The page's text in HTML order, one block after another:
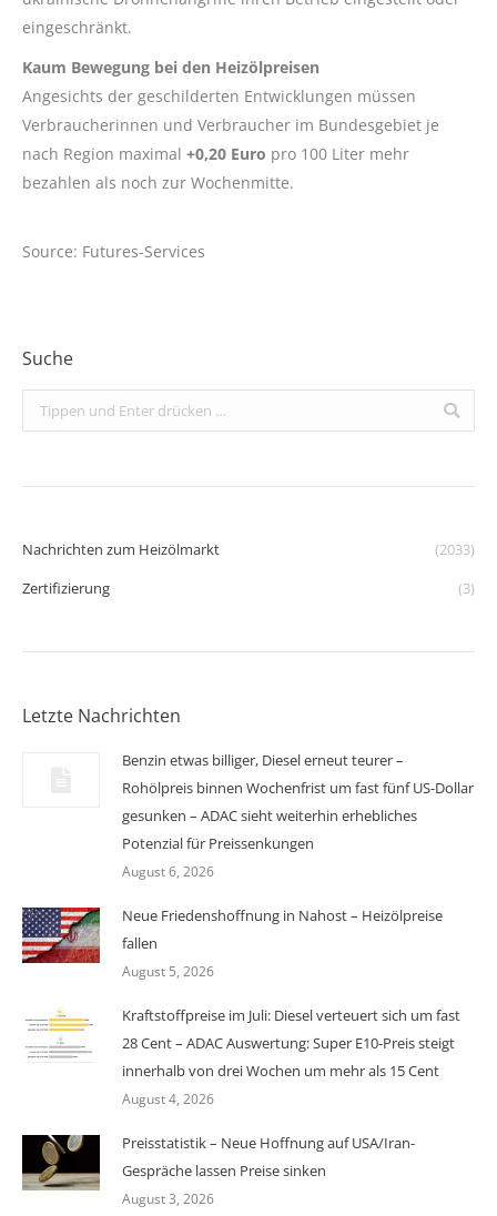
eingeschränkt.
Kaum Bewegung bei den Heizölpreisen
Angesichts der geschilderten Entwicklungen müssen
Verbraucherinnen und Verbraucher im Bundesgebiet je
nach Region maximal +0,20 Euro pro 100 Liter mehr
bezahlen als noch zur Wochenmitte.
Source: Futures-Services
Suche
Search:
Nachrichten zum Heizölmarkt
(2033)
Zertifizierung
(3)
Letzte Nachrichten
Benzin etwas billiger, Diesel erneut teurer –
Rohölpreis binnen Wochenfrist um fast fünf US-Dollar
gesunken – ADAC sieht weiterhin erhebliches
Potenzial für Preissenkungen
August 6, 2026
Neue Friedenshoffnung in Nahost – Heizölpreise
fallen
August 5, 2026
Kraftstoffpreise im Juli: Diesel verteuert sich um fast
28 Cent – ADAC Auswertung: Super E10-Preis steigt
innerhalb von drei Wochen um mehr als 15 Cent
August 4, 2026
Preisstatistik – Neue Hoffnung auf USA/Iran-
Gespräche lassen Preise sinken
August 3, 2026